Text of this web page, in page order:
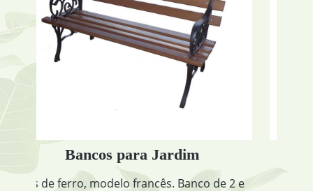
Banco de 2 e
Treliça de Madeira
Treliça de Madeira Triangular: